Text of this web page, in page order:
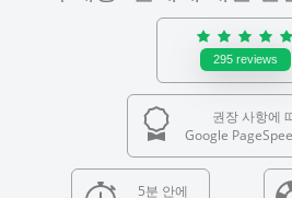
295 reviews
권장 사항에
Google
5분 안에